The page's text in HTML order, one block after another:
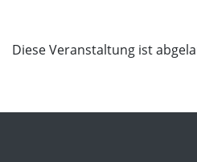
Diese Veranstaltung ist